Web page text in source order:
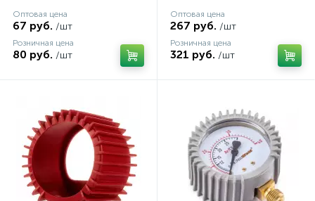
Оптовая цена
67 руб. /шт
Розничная цена
80 руб. /шт
Оптовая цена
267 руб. /шт
Розничная цена
321 руб. /шт